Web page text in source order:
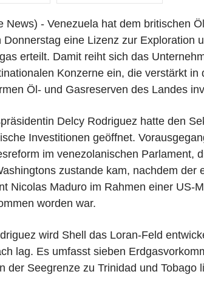
News) - Venezuela hat dem britischen
Donnerstag eine Lizenz zur Exploration
erteilt. Damit reiht sich das
Konzerne ein, die verstärkt in
Öl- und Gasreserven des Landes
Delcy Rodriguez hatte den
Investitionen geöffnet.
im venezolanischen Parlament,
zustande kam, nachdem der
Nicolas Maduro im Rahmen einer US-
worden war.
wird Shell das Loran-Feld
lag. Es umfasst sieben
der Seegrenze zu Trinidad und Tobago